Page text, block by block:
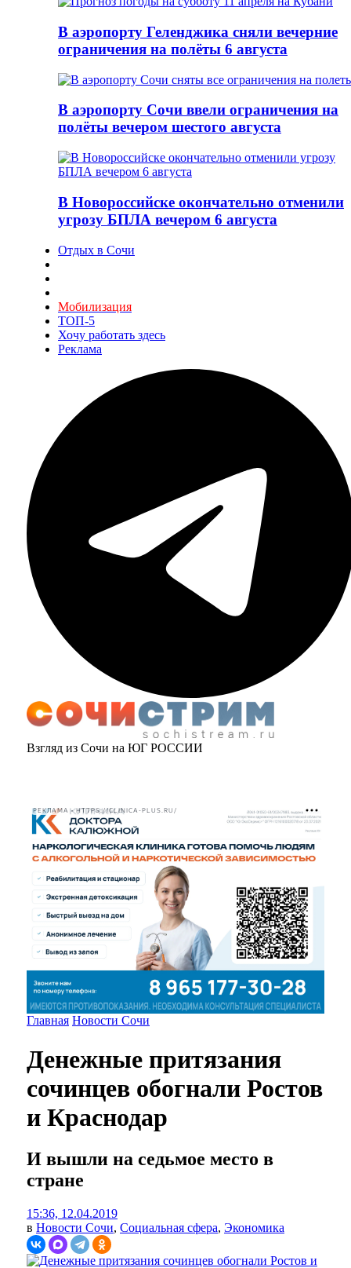
В аэропорту Геленджика сняли вечерние
ограничения на полёты 6 августа
В аэропорту Сочи ввели ограничения на
полёты вечером шестого августа
В Новороссийске окончательно отменили
угрозу БПЛА вечером 6 августа
Отдых в Сочи
Мобилизация
ТОП-5
Хочу работать здесь
Реклама
Взгляд из Сочи на ЮГ РОССИИ
РЕКЛАМА • HTTPS://CLINICA-PLUS.RU/
Главная Новости Сочи
Денежные притязания
сочинцев обогнали Ростов
и Краснодар
И вышли на седьмое место в
стране
15:36, 12.04.2019
в Новости Сочи, Социальная сфера, Экономика